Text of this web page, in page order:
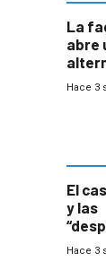
La
abre
Hace 3
El
y las
que la
Hace 3